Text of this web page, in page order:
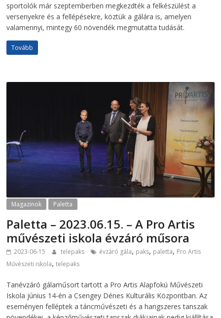
sportolók már szeptemberben megkezdték a felkészülést a
versenyekre és a fellépésekre, köztük a gálára is, amelyen
valamennyi, mintegy 60 növendék megmutatta tudását.
Tovább
Magazinok Paletta
Paletta – 2023.06.15. – A Pro Artis
művészeti iskola évzáró műsora
2023-06-15 telepaks évzáró gála, paks, paletta, Pro Artis
Művészeti iskola,telepaks
Tanévzáró gálaműsort tartott a Pro Artis Alapfokú Művészeti
Iskola június 14-én a Csengey Dénes Kulturális Központban. Az
eseményen felléptek a táncművészeti és a hangszeres tanszak